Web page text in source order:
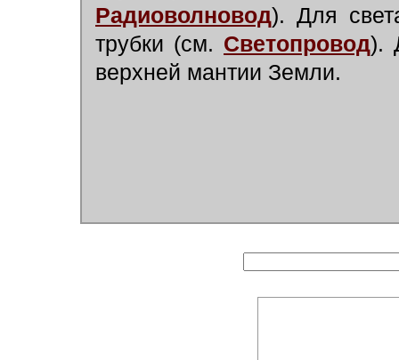
Радиоволновод). Для
трубки (см. Светопровод).
верхней мантии Земли.